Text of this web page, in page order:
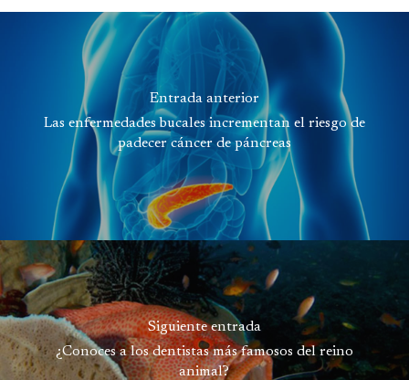
Entrada anterior
Las enfermedades bucales incrementan el riesgo de
padecer cáncer de páncreas
Siguiente entrada
¿Conoces a los dentistas más famosos del reino
animal?